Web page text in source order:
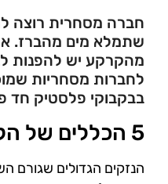
חברה מסחרית רוצה
שתמלא מים מהברז.
מהקרקע יש להפנות
לחברות מסחריות
בבקבוקי פלסטיק חד
5 הכללים של הקיימוּת (5 R's)
הנזקים הגדולים שגורם